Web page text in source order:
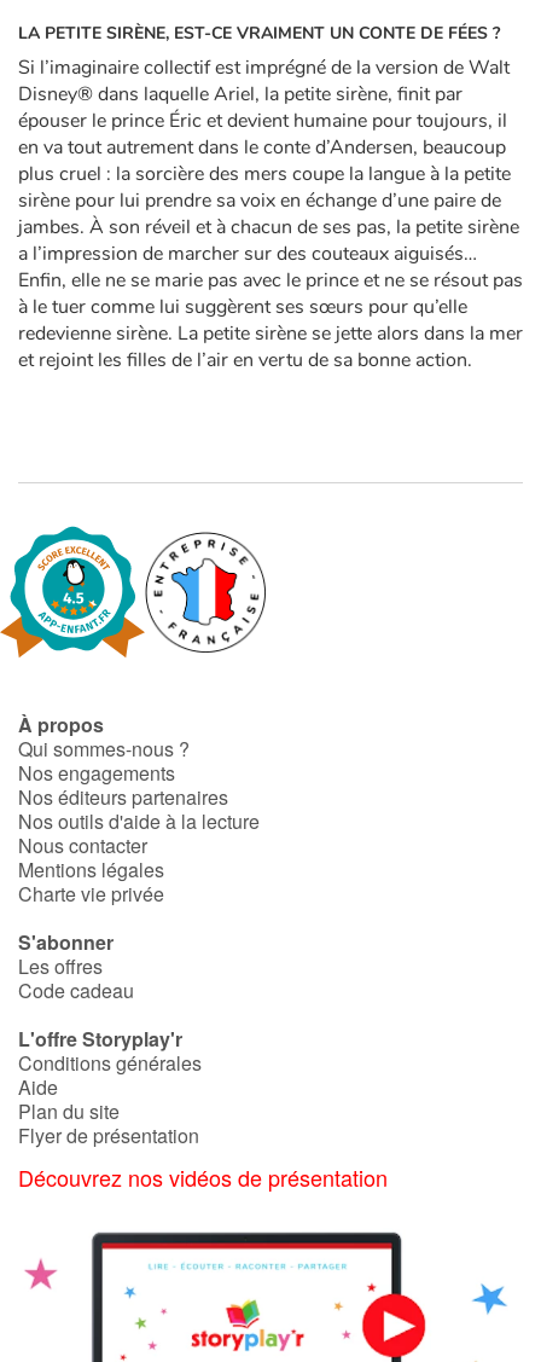
LA PETITE SIRÈNE, EST-CE VRAIMENT UN CONTE DE FÉES ?
Si l’imaginaire collectif est imprégné de la version de Walt
Disney® dans laquelle Ariel, la petite sirène, finit par
épouser le prince Éric et devient humaine pour toujours, il
en va tout autrement dans le conte d’Andersen, beaucoup
plus cruel : la sorcière des mers coupe la langue à la petite
sirène pour lui prendre sa voix en échange d’une paire de
jambes. À son réveil et à chacun de ses pas, la petite sirène
a l’impression de marcher sur des couteaux aiguisés…
Enfin, elle ne se marie pas avec le prince et ne se résout pas
à le tuer comme lui suggèrent ses sœurs pour qu’elle
redevienne sirène. La petite sirène se jette alors dans la mer
et rejoint les filles de l’air en vertu de sa bonne action.
À propos
Qui sommes-nous ?
Nos engagements
Nos éditeurs partenaires
Nos outils d'aide à la lecture
Nous contacter
Mentions légales
Charte vie privée
S'abonner
Les offres
Code cadeau
L'offre Storyplay'r
Conditions générales
Aide
Plan du site
Flyer de présentation
Découvrez nos vidéos de présentation